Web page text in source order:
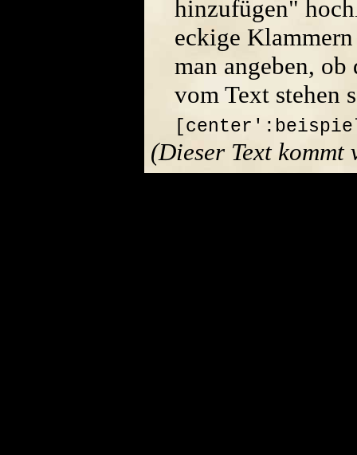
hinzufügen"
eckige
man angeben,
vom Text stehen
(Dieser Text kommt